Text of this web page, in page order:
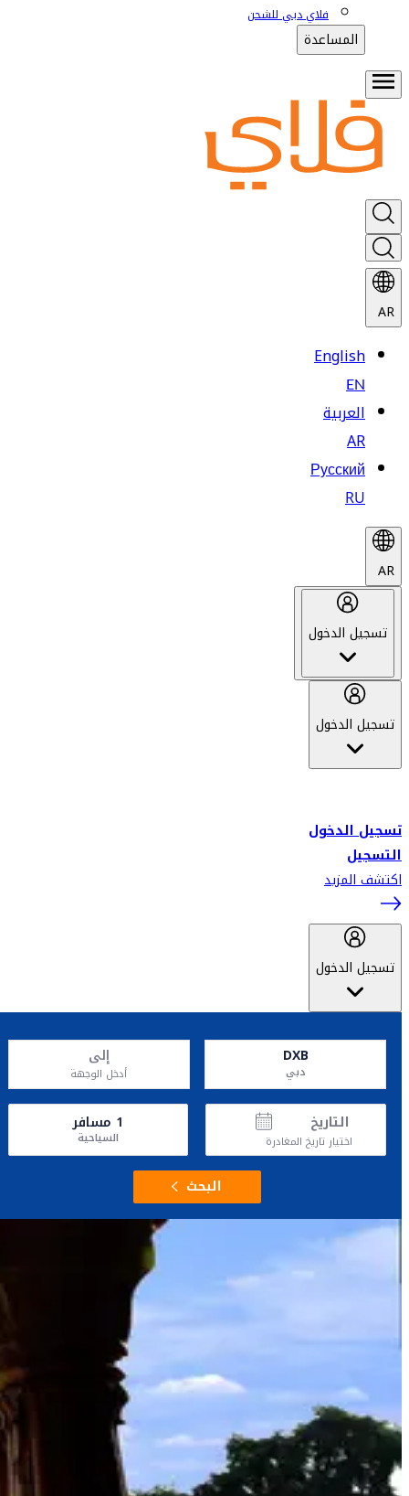
فلاي دبي للشحن
المساعدة
AR
English
EN
العربية
AR
Русский
RU
AR
تسجيل الدخول
تسجيل الدخول
تسجيل الدخول
التسجيل
اكتشف المزيد
تسجيل الدخول
DXB
دبي
إلى
أدخل الوجهة
التاريخ
اختيار تاريخ المغادرة
1 مسافر
السياحية
البحث